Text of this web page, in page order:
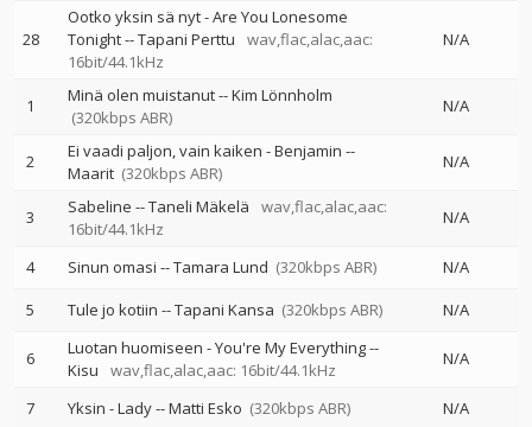
28
Ootko yksin sä nyt - Are You Lonesome
Tonight--Tapani Perttu
wav,flac,alac,aac:
16bit/44.1kHz
N/A
1 Minä olen muistanut--Kim Lönnholm
(320kbps ABR)
N/A
2 Ei vaadi paljon, vain kaiken - Benjamin --
Maarit (320kbps ABR)
N/A
3 Sabeline --Taneli Mäkelä
wav,flac,alac,aac:
16bit/44.1kHz
N/A
4 Sinun omasi --Tamara Lund (320kbps ABR)
N/A
5
Tule jo kotiin --Tapani Kansa (320kbps ABR) N/A
6 Luotan huomiseen - You're My Everything--
Kisu
wav,flac,alac,aac: 16bit/44.1kHz
N/A
7 Yksin - Lady--Matti Esko (320kbps ABR) N/A